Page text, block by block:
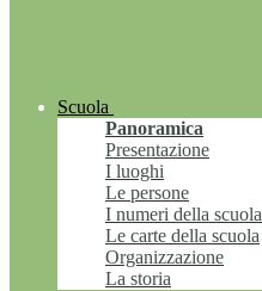
Scuola
Panoramica
Presentazione
I luoghi
Le persone
I numeri della scuola
Le carte della scuola
Organizzazione
La storia